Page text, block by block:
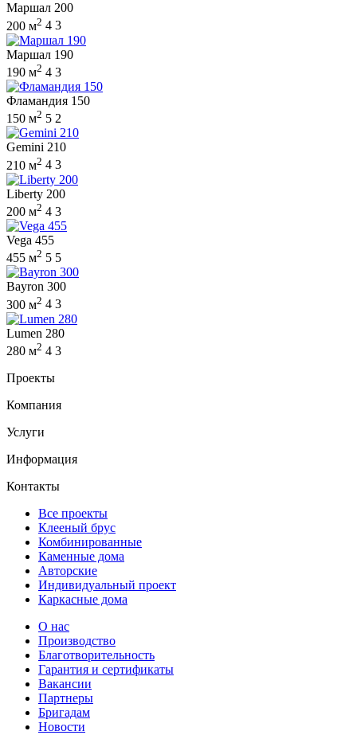
Маршал 200
200 м2 4 3
Маршал 190
190 м2 4 3
Фламандия 150
150 м2 5 2
Gemini 210
210 м2 4 3
Liberty 200
200 м2 4 3
Vega 455
455 м2 5 5
Bayron 300
300 м2 4 3
Lumen 280
280 м2 4 3
Проекты
Компания
Услуги
Информация
Контакты
Все проекты
Клееный брус
Комбинированные
Каменные дома
Авторские
Индивидуальный проект
Каркасные дома
О нас
Производство
Благотворительность
Гарантия и сертификаты
Вакансии
Партнеры
Бригадам
Новости